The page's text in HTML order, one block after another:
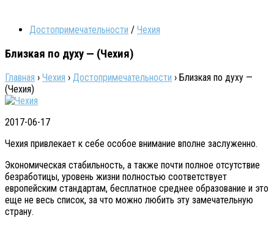
Достопримечательности / Чехия
Близкая по духу — (Чехия)
Главная › Чехия › Достопримечательности › Близкая по духу —
(Чехия)
2017-06-17
Чехия привлекает к себе особое внимание вполне заслуженно.
Экономическая стабильность, а также почти полное отсутствие
безработицы, уровень жизни полностью соответствует
европейским стандартам, бесплатное среднее образование и это
еще не весь список, за что можно любить эту замечательную
страну.